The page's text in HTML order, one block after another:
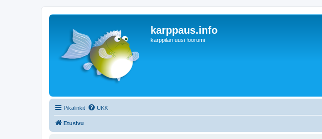
karppaus.info
karppilan uusi foorumi
Pikalinkit UKK
Etusivu